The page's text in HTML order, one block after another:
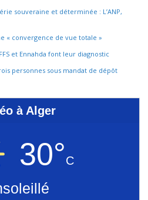
souveraine et déterminée : L’ANP,
« convergence de vue totale »
et Ennahda font leur diagnostic
personnes sous mandat de dépôt
à Alger
30°C